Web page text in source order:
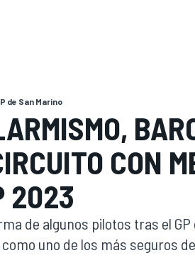
FÓRMULA E
de San Marino
CON
2023
de algunos pilotos tras el
uno de los más seguros